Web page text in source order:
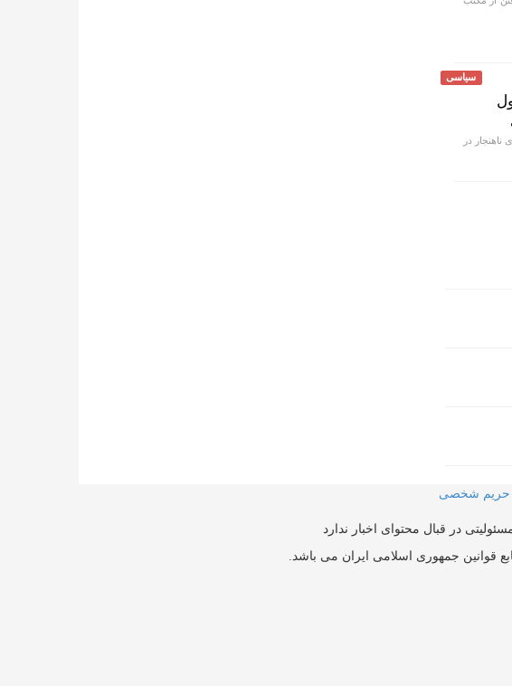
سیاسی
در
شخصی
در قبال محتوای اخبار ندارد
قوانین جمهوری اسلامی ایران می باشد.